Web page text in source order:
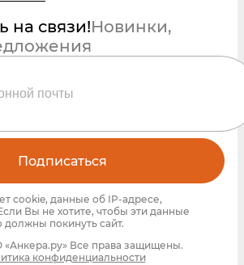
на связи!Новинки,
Подписаться
cookie, данные об IP-адресе,
Вы не хотите, чтобы эти данные
должны покинуть сайт.
Все права защищены.
конфиденциальности